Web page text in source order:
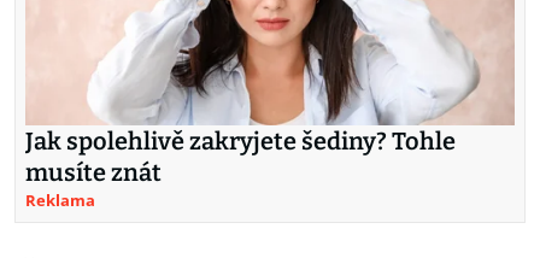
Jak spolehlivě zakryjete šediny? Tohle
musíte znát
Reklama